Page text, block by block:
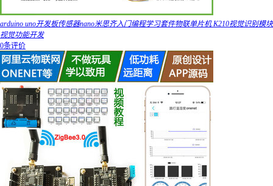
arduino uno开发板传感器nano米思齐入门编程学习套件物联单片机 K210视觉识别模块
视觉功能开发
0条评价